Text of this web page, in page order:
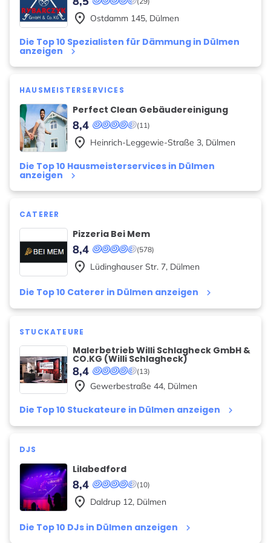
Die Top 10 Spezialisten für Dämmung in Dülmen
anzeigen keyboard_arrow_right
place Ostdamm 145, Dülmen
HAUSMEISTERSERVICES
Perfect Clean Gebäudereinigung
(11)
8,4
Die Top 10 Hausmeisterservices in Dülmen
anzeigen keyboard_arrow_right
place Heinrich-Leggewie-Straße 3, Dülmen
CATERER
Pizzeria Bei Mem
(578)
8,4
Die Top 10 Caterer in Dülmen anzeigen keyboard_arrow_right
place Lüdinghauser Str. 7, Dülmen
STUCKATEURE
Malerbetrieb Willi Schlagheck GmbH &
CO.KG (Willi Schlagheck)
(13)
8,4
Die Top 10 Stuckateure in Dülmen anzeigen keyboard_arrow_right
place Gewerbestraße 44, Dülmen
DJS
Lilabedford
(10)
8,4
Die Top 10 DJs in Dülmen anzeigen keyboard_arrow_right
place Daldrup 12, Dülmen